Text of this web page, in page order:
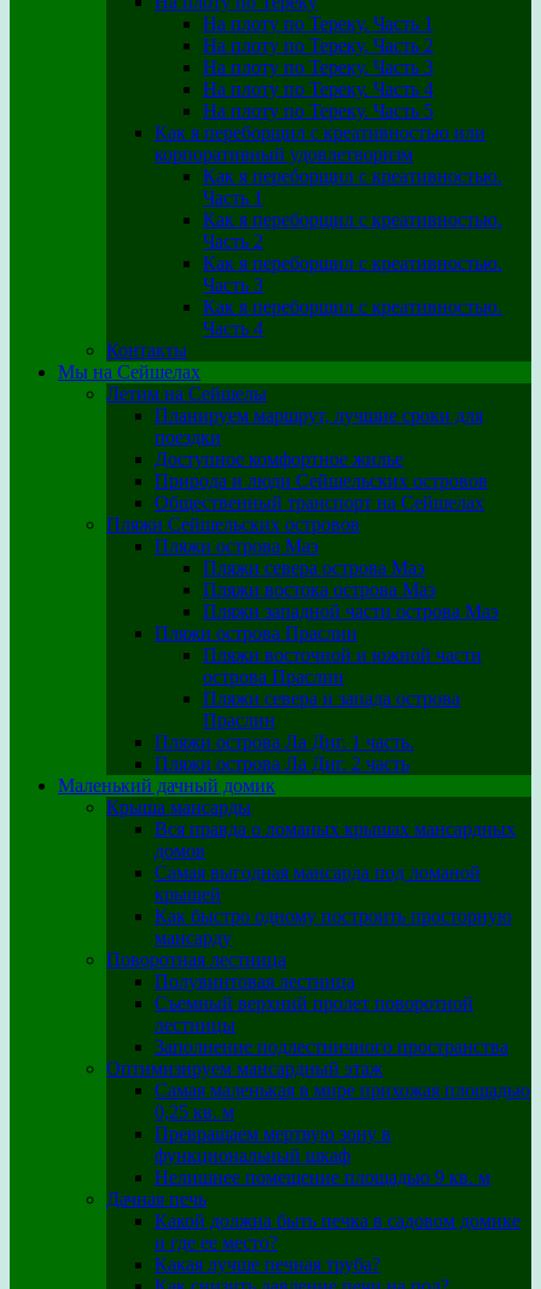
На плоту по Тереку. Часть 1
На плоту по Тереку. Часть 2
На плоту по Тереку. Часть 3
На плоту по Тереку. Часть 4
На плоту по Тереку. Часть 5
Как я переборщил с креативностью или
корпоративный удовлетворизм
Как я переборщил с креативностью.
Часть 1
Как я переборщил с креативностью.
Часть 2
Как я переборщил с креативностью.
Часть 3
Как я переборщил с креативностью.
Часть 4
Контакты
Мы на Сейшелах
Летим на Сейшелы
Планируем маршрут, лучшие сроки для
поездки
Доступное комфортное жилье
Природа и люди Сейшельских островов
Общественный транспорт на Сейшелах
Пляжи Сейшельских островов
Пляжи острова Маэ
Пляжи севера острова Маэ
Пляжи востока острова Маэ
Пляжи западной части острова Маэ
Пляжи острова Праслин
Пляжи восточной и южной части
острова Праслин
Пляжи севера и запада острова
Праслин
Пляжи острова Ла Диг. 1 часть.
Пляжи острова Ла Диг. 2 часть
Маленький дачный домик
Крыша мансарды
Вся правда о ломаных крышах мансардных
домов
Самая выгодная мансарда под ломаной
крышей
Как быстро одному построить просторную
мансарду
Поворотная лестница
Полувинтовая лестница
Съемный верхний пролет поворотной
лестницы
Заполнение подлестничного пространства
Оптимизируем мансардный этаж
Самая маленькая в мире прихожая площадью
0,25 кв. м
Превращаем мертвую зону в
функциональный шкаф
Нелишнее помещение площадью 9 кв. м
Дачная печь
Какой должна быть печка в садовом домике
и где ее место?
Какая лучше печная труба?